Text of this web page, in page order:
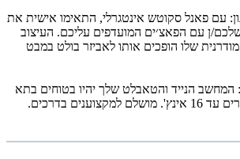
עם פאנל סקוטש אינטגרלי, התאימו אישית את
ן עם הפאצ׳ים המועדפים עליכם. העיצוב
שלו הופכים אותו לאביזר בולט במבט
הנייד והטאבלט שלך יהיו בטוחים בתא
בדרכים.